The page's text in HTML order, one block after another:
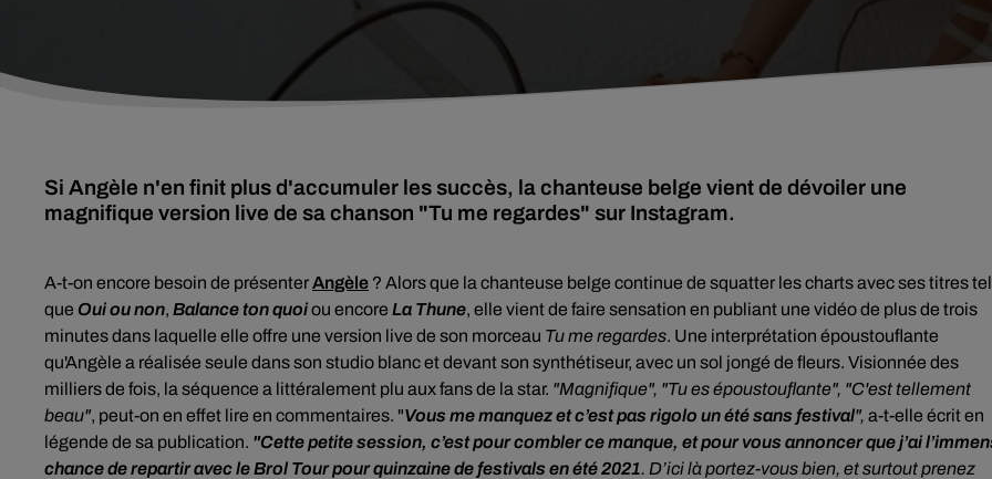
Si Angèle n'en finit plus d'accumuler les succès, la chanteuse belge vient de dévoiler une
magnifique version live de sa chanson "Tu me regardes" sur Instagram.
A-t-on encore besoin de présenterAngèle ? Alors que la chanteuse belge continue de squatter les charts avec ses titres
que Oui ou non, Balance ton quoiou encore La Thune, elle vient de faire sensation en publiant une vidéo de plus de trois
minutes dans laquelle elle offre une version live de son morceau Tu me regardes. Une interprétation époustouflante
qu'Angèle a réalisée seule dans son studio blanc et devant son synthétiseur, avec un sol jongé de fleurs. Visionnée des
milliers de fois, la séquence a littéralement plu aux fans de la star. "Magnifique", "Tu es époustouflante", "C'est tellement
beau", peut-on en effet lire en commentaires. "Vous me manquez et c’est pas rigolo un été sans festival", a-t-elle écrit en
légende de sa publication. "Cette petite session, c’est pour combler ce manque, et pour vous annoncer que j’ai
chance de repartir avec le Brol Tour pour quinzaine de festivals en été 2021. D’ici là portez-vous bien, et surtout prenez